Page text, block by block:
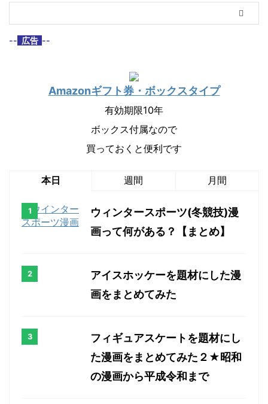
-- 広告 --
Amazonギフト券・ ボックスタイプ
有効期限10年
ボックス付属なので
買っておくと便利です
本日 週間 月間
ウィンタースポーツ(冬競技)漫
画って何がある？【まとめ】
アイスホッケーを題材にした漫
画をまとめてみた
フィギュアスケートを題材にし
た漫画をまとめてみた２★昭和
の漫画から平成令和まで